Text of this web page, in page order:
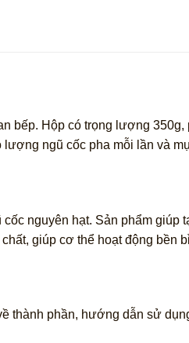
bếp. Hộp có trọng lượng
ngũ cốc pha mỗi lần và
nguyên hạt. Sản phẩm giúp
giúp cơ thể hoạt động bền
thành phần, hướng dẫn sử